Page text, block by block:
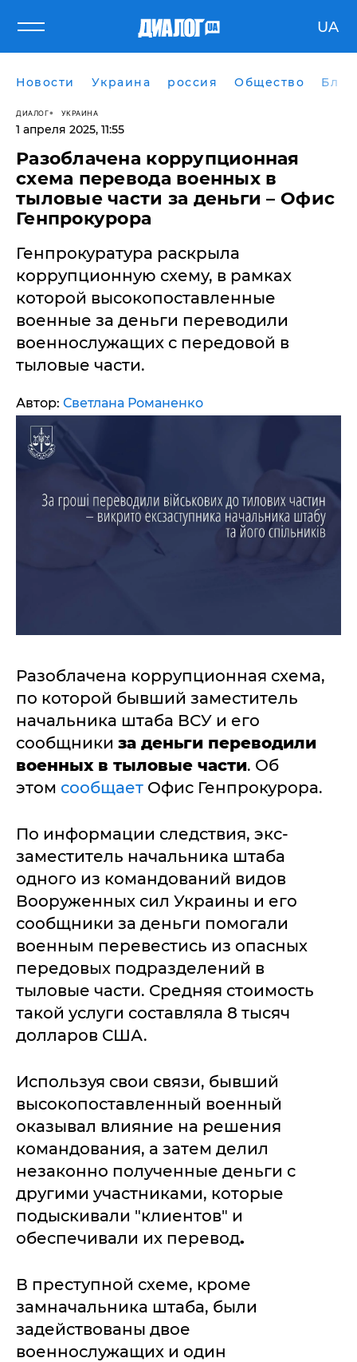
UA
Новости Украина россия Общество
ДИАЛОГ УКРАИНА
1 апреля 2025, 11:55
Разоблачена коррупционная
схема перевода военных в
тыловые части за деньги – Офис
Генпрокурора
Генпрокуратура раскрыла
коррупционную схему, в рамках
которой высокопоставленные
военные за деньги переводили
военнослужащих с передовой в
тыловые части.
Автор: Светлана Романенко
Разоблачена коррупционная схема,
по которой бывший заместитель
начальника штаба ВСУ и его
сообщники за деньги переводили
военных в тыловые части. Об
этом сообщает Офис Генпрокурора.
По информации следствия, экс-
заместитель начальника штаба
одного из командований видов
Вооруженных сил Украины и его
сообщники за деньги помогали
военным перевестись из опасных
передовых подразделений в
тыловые части. Средняя стоимость
такой услуги составляла 8 тысяч
долларов США.
Используя свои связи, бывший
высокопоставленный военный
оказывал влияние на решения
командования, а затем делил
незаконно полученные деньги с
другими участниками, которые
подыскивали "клиентов" и
обеспечивали их перевод.
В преступной схеме, кроме
замначальника штаба, были
задействованы двое
военнослужащих и один